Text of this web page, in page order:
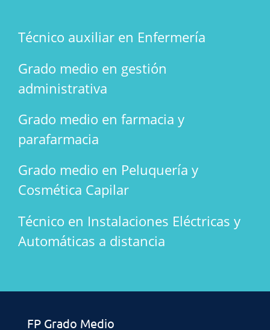
Técnico auxiliar en Enfermería
Grado medio en gestión
administrativa
Grado medio en farmacia y
parafarmacia
Grado medio en Peluquería y
Cosmética Capilar
Técnico en Instalaciones Eléctricas y
Automáticas a distancia
FP Grado Medio